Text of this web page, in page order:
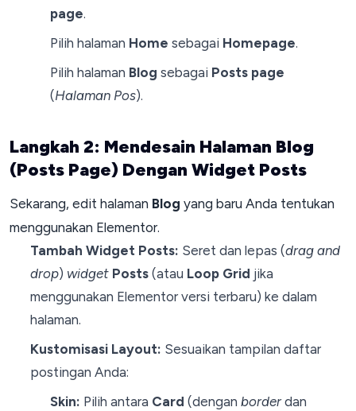
page.
Pilih halaman Home sebagai Homepage.
Pilih halaman Blog sebagai Posts page
(Halaman Pos).
Langkah 2: Mendesain Halaman Blog
(Posts Page) Dengan Widget Posts
Sekarang, edit halaman Blog yang baru Anda tentukan
menggunakan Elementor.
Tambah Widget Posts: Seret dan lepas (drag and
drop) widget Posts(atau Loop Grid jika
menggunakan Elementor versi terbaru) ke dalam
halaman.
Kustomisasi Layout: Sesuaikan tampilan daftar
postingan Anda:
Skin: Pilih antara Card (denganborderdan